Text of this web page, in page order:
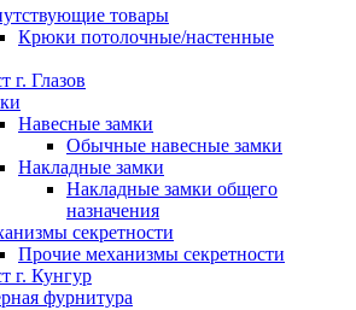
товары
Крюки потолочные/настенные
г. Глазов
Навесные замки
Обычные навесные замки
Накладные замки
Накладные замки общего
назначения
секретности
Прочие механизмы секретности
г. Кунгур
фурнитура